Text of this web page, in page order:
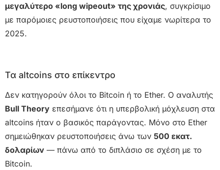
μεγαλύτερο «long wipeout» της χρονιάς, συγκρίσιμο
με παρόμοιες ρευστοποιήσεις που είχαμε νωρίτερα το
2025.
Τα altcoins στο επίκεντρο
Δεν κατηγορούν όλοι το Bitcoin ή το Ether. Ο αναλυτής
Bull Theory επεσήμανε ότι η υπερβολική μόχλευση στα
altcoins ήταν ο βασικός παράγοντας. Μόνο στο Ether
σημειώθηκαν ρευστοποιήσεις άνω των 500 εκατ.
δολαρίων — πάνω από το διπλάσιο σε σχέση με το
Bitcoin.